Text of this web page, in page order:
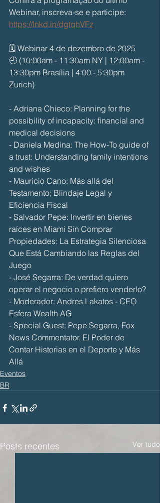
Webinar, inscreva-se e participe:
https://lnkd.in/dgtqhVFz
🗓️ Webinar 4 de dezembro de 2025
🕘 (10:00am - 11:30am NY | 12:00am -
13:30pm Brasília | 4:00 - 5:30pm
Zurich)
- Adriana Chieco: Planning for the
possibility of incapacity: financial and
medical decisions
- Daniela Medina: The How-To guide of
a trust: Understanding family intentions
and wishes
- Mauricio Cano: Más allá del
Testamento; Blindaje Legal y
Eficiencia Fiscal
- Salvador Pepe: Invertir en bienes
raíces en Miami Sin Comprar
Propiedades: La Estrategia Silenciosa
Que Está Cambiando las Reglas del
Juego
- José Segarra: De verdad quiero
operar el negocio o prefiero venderlo?
- Moderador: Andres Lakatos - CEO
Esfera Wealth AG
- Special Guest: Pepe Segarra, Fox
News Commentator. El Poder de
Contar Historias en el Deporte y Más
Allá
Eventos
BR
Posts recentes Ver tudo